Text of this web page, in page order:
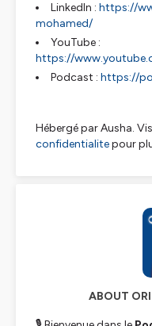
LinkedIn : https://
mohamed/
YouTube :
https://
Podcast : https://
Hébergé par Ausha.
confidentialitepour
ABOUT